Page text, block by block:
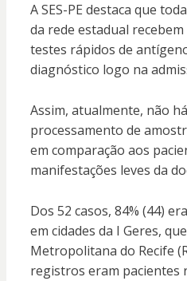
A SES-PE destaca que
da rede estadual
testes rápidos de
diagnóstico logo na
Assim, atualmente, não
processamento de
em comparação aos
manifestações leves da
Dos 52 casos, 84% (44)
em cidades da I Geres,
Metropolitana do Recife
registros eram pacientes